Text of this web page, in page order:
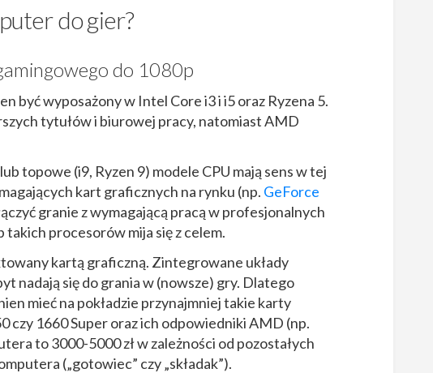
do gier?
do 1080p
być wyposażony w Intel Core i3 i i5 oraz Ryzena 5.
tytułów i biurowej pracy, natomiast AMD
topowe (i9, Ryzen 9) modele CPU mają sens w tej
kart graficznych na rynku (np. GeForce
granie z wymagającą pracą w profesjonalnych
procesorów mija się z celem.
kartą graficzną. Zintegrowane układy
nadają się do grania w (nowsze) gry. Dlatego
mieć na pokładzie przynajmniej takie karty
czy 1660 Super oraz ich odpowiedniki AMD (np.
to 3000-5000 zł w zależności od pozostałych
(„gotowiec” czy „składak”).